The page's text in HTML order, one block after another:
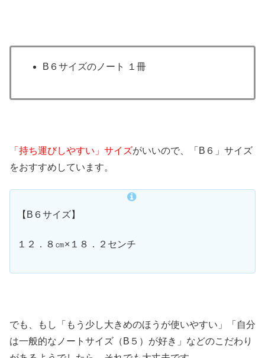
B６サイズのノート １冊
「持ち運びしやすい」サイズがいいので、「B６」サイズ
をおすすめしています。
【B６サイズ】
１２．８㎝×１８．２センチ
でも、もし「もう少し大きめのほうが使いやすい」「自分
は一般的なノートサイズ（B５）が好き」などのこだわり